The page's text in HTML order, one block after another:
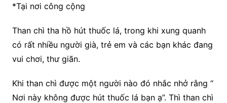
*Tại nơi công cộng
Than chì tha hồ hút thuốc lá, trong khi xung quanh
có rất nhiều người già, trẻ em và các bạn khác đang
vui chơi, thư giãn.
Khi than chì được một người nào đó nhắc nhở rằng “
Nơi này không được hút thuốc lá bạn ạ”. Thì than chì